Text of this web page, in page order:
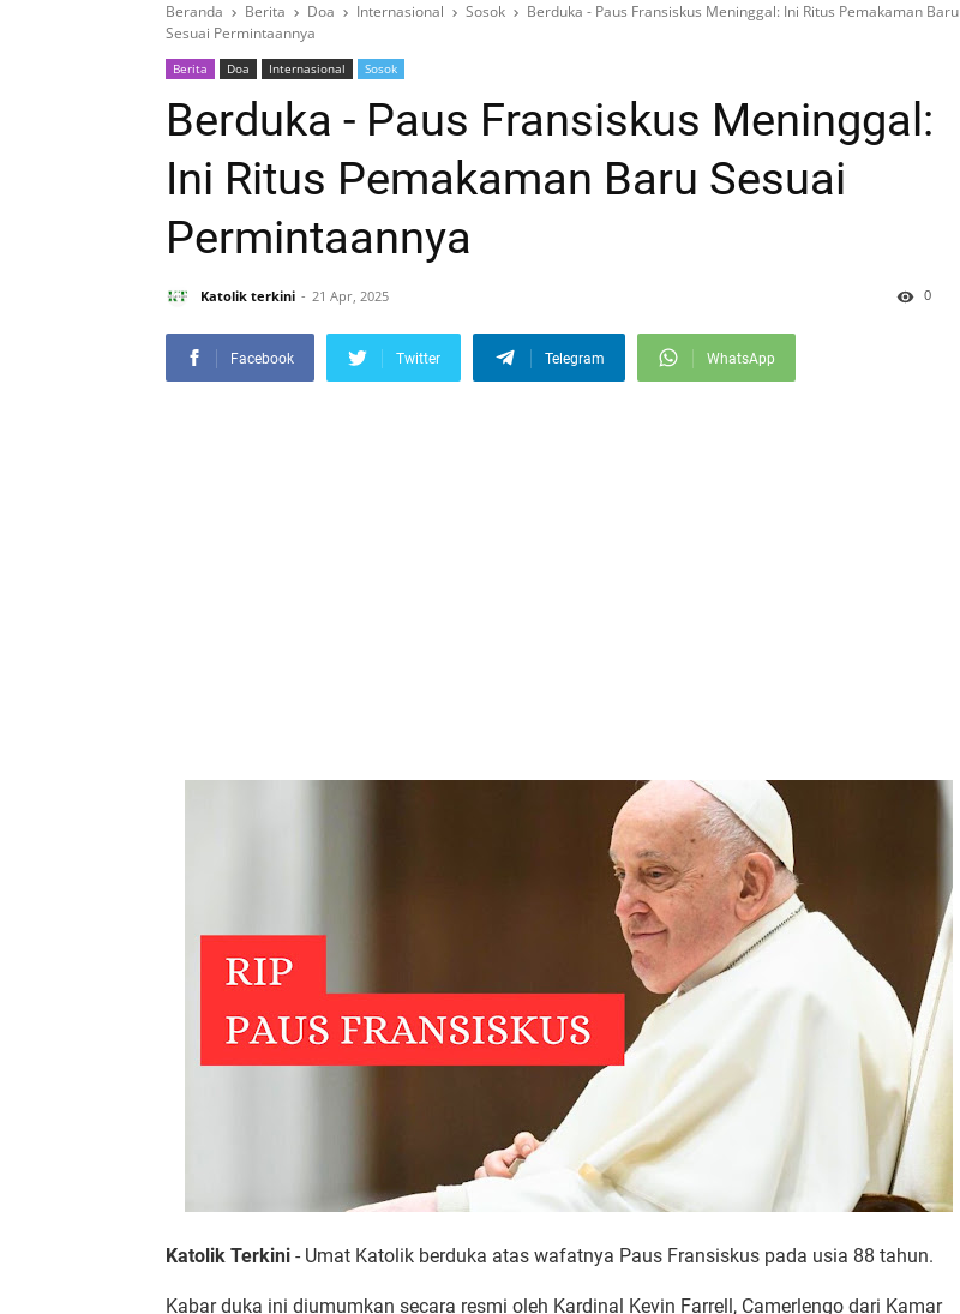
Beranda Berita Doa Internasional Sosok
Berduka - Paus Fransiskus Meninggal: Ini Ritus Pemakaman Baru
Sesuai Permintaannya
Berita Doa Internasional Sosok
Berduka - Paus Fransiskus Meninggal:
Ini Ritus Pemakaman Baru Sesuai
Permintaannya
Katolik terkini 21 Apr, 2025 0
Facebook Twitter Telegram WhatsApp
Katolik Terkini - Umat Katolik berduka atas wafatnya Paus Fransiskus pada usia 88 tahun.
Kabar duka ini diumumkan secara resmi oleh Kardinal Kevin Farrell, Camerlengo dari Kamar